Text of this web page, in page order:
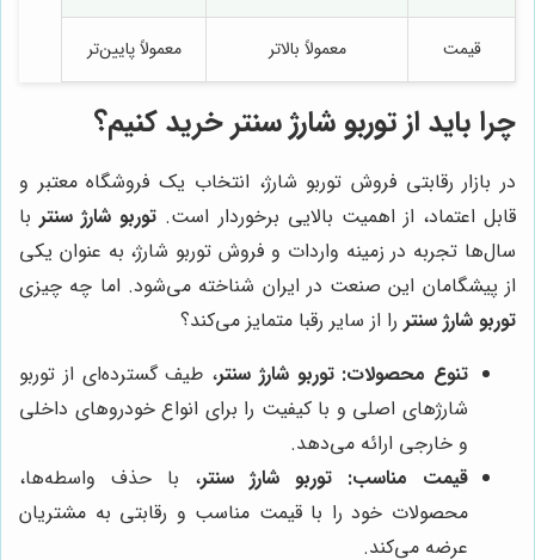
قیمت معمولاً بالاتر معمولاً پایین‌تر
چرا باید ازتوربو شارژ سنترخرید کنیم؟
در بازار رقابتی فروش توربو شارژ، انتخاب یک فروشگاه معتبر و
قابل اعتماد، از اهمیت بالایی برخوردار است. توربو شارژ سنتر با
سال‌ها تجربه در زمینه واردات و فروش توربو شارژ، به عنوان یکی
از پیشگامان این صنعت در ایران شناخته می‌شود. اما چه چیزی
توربو شارژ سنتر را از سایر رقبا متمایز می‌کند؟
تنوع محصولات: توربو شارژ سنتر، طیف گسترده‌ای از توربو
شارژهای اصلی و با کیفیت را برای انواع خودروهای داخلی
و خارجی ارائه می‌دهد.
قیمت مناسب: توربو شارژ سنتر، با حذف واسطه‌ها،
محصولات خود را با قیمت مناسب و رقابتی به مشتریان
عرضه می‌کند.